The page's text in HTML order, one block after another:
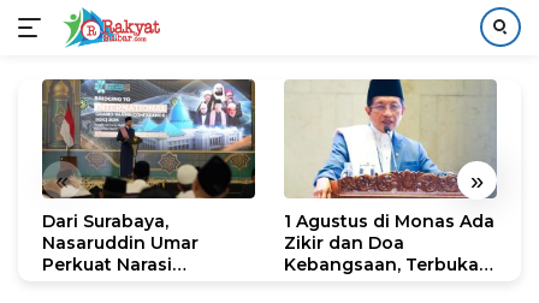
konten
« »
Dari Surabaya,
Nasaruddin Umar
Perkuat Narasi
1 Agustus di Monas Ada
Zikir dan Doa
Kebangsaan, Terbuka